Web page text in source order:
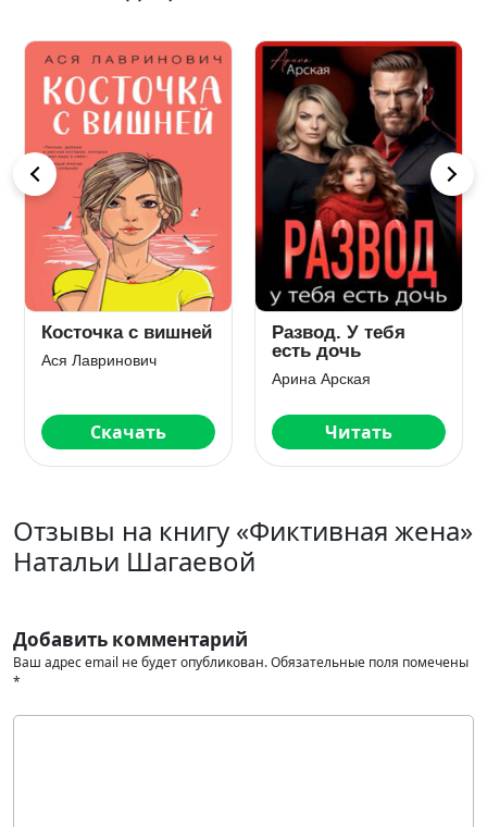
Косточка с вишней
Ася Лавринович
Скачать
Развод. У тебя
есть дочь
Арина Арская
Читать
Отзывы на книгу «Фиктивная жена»
Натальи Шагаевой
Добавить комментарий
Ваш адрес email не будет опубликован.Обязательные поля помечены
*